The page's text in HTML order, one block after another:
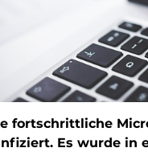
fortschrittliche
Es wurde in